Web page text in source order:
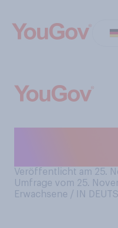
Veröffentlicht am 25.
Umfrage vom 25.
Erwachsene / IN